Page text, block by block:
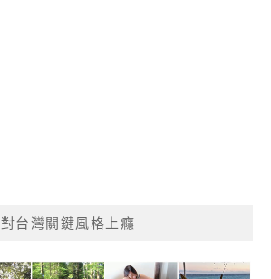
對台灣關鍵風格上癮